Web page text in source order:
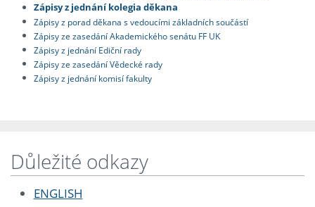
Zápisy z jednání kolegia děkana
Zápisy z porad děkana s vedoucími základních součástí
Zápisy ze zasedání Akademického senátu FF UK
Zápisy z jednání Ediční rady
Zápisy ze zasedání Vědecké rady
Zápisy z jednání komisí fakulty
Důležité odkazy
ENGLISH